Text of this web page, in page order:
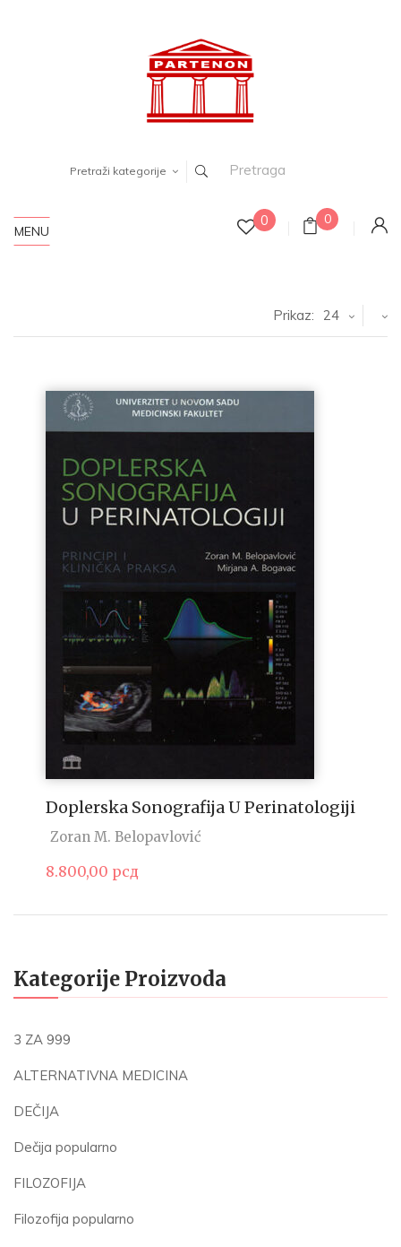
Pretraži kategorije
0 0
MENU
Kategorije Proizvoda
3 ZA 999
ALTERNATIVNA MEDICINA
DEČIJA
Dečija popularno
FILOZOFIJA
Filozofija popularno
Prikaz: 24
Doplerska Sonografija U Perinatologiji
Zoran M. Belopavlović
8.800,00 рсд